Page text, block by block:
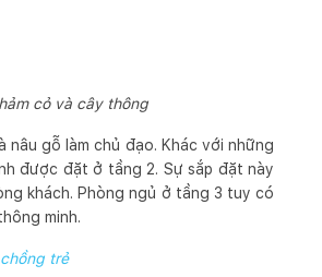
cỏ và cây thông
gỗ làm chủ đạo. Khác với những
được đặt ở tầng 2. Sự sắp đặt này
khách. Phòng ngủ ở tầng 3 tuy có
minh.
trẻ